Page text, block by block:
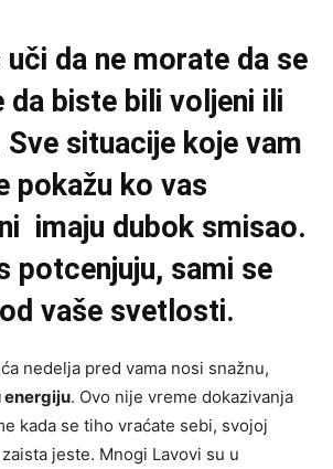
uči da ne morate da se
da biste bili voljeni ili
situacije koje vam
pokažu ko vas
imaju dubok smisao.
potcenjuju, sami se
vaše svetlosti.
nedelja pred vama nosi snažnu,
energiju. Ovo nije vreme dokazivanja
kada se tiho vraćate sebi, svojoj
jeste. Mnogi Lavovi su u